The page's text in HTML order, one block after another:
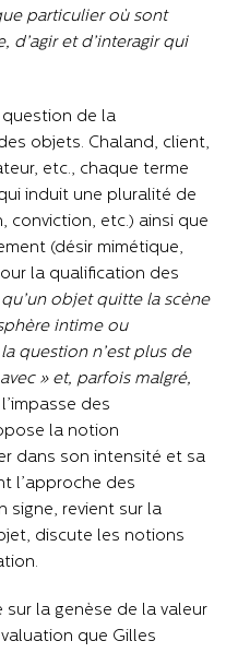
particulier où sont
d’agir et d’interagir qui
de la
objets. Chaland, client,
etc., chaque terme
induit une pluralité de
conviction, etc.) ainsi que
(désir mimétique,
la qualification des
objet quitte la scène
intime ou
question n’est plus de
» et, parfois malgré,
des
la notion
dans son intensité et sa
l’approche des
signe, revient sur la
discute les notions
sur la genèse de la valeur
que Gilles